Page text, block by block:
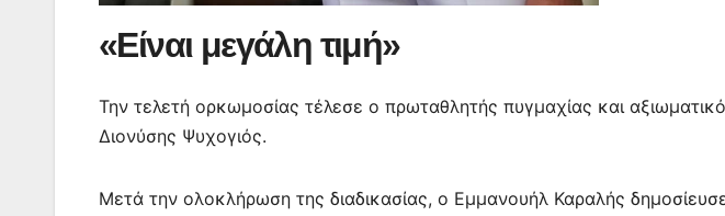
«Είναι μεγάλη τιμή»
Την τελετή ορκωμοσίας τέλεσε ο πρωταθλητής πυγμαχίας και
Διονύσης Ψυχογιός.
Μετά την ολοκλήρωση της διαδικασίας, ο Εμμανουήλ Καραλής